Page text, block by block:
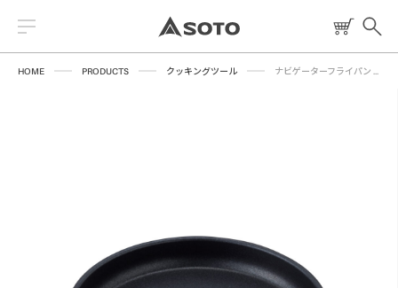
HOME PRODUCTS クッキングツール